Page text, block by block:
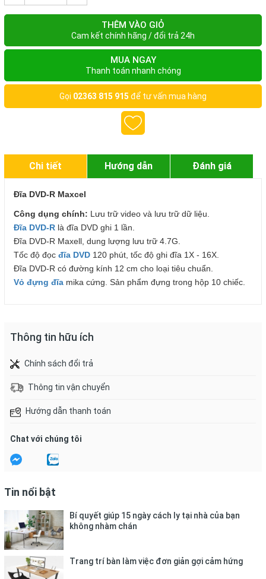
THÊM VÀO GIỎ
Cam kết chính hãng / đổi trả 24h
MUA NGAY
Thanh toán nhanh chóng
Gọi 02363 815 915 để tư vấn mua hàng
Chi tiết Hướng dẫn Đánh giá
Đĩa DVD-R Maxcel
Công dụng chính: Lưu trữ video và lưu trữ dữ liệu.
Đĩa DVD-R là đĩa DVD ghi 1 lần.
Đĩa DVD-R Maxell, dung lượng lưu trữ 4.7G.
Tốc độ đọc đĩa DVD 120 phút, tốc độ ghi đĩa 1X - 16X.
Đĩa DVD-R có đường kính 12 cm cho loại tiêu chuẩn.
Vỏ đựng đĩa mika cứng. Sản phẩm đựng trong hộp 10 chiếc.
Thông tin hữu ích
Chính sách đổi trả
Thông tin vận chuyển
Hướng dẫn thanh toán
Chat với chúng tôi
Tin nổi bật
Bí quyết giúp 15 ngày cách ly tại nhà của bạn
không nhàm chán
Trang trí bàn làm việc đơn giản gợi cảm hứng